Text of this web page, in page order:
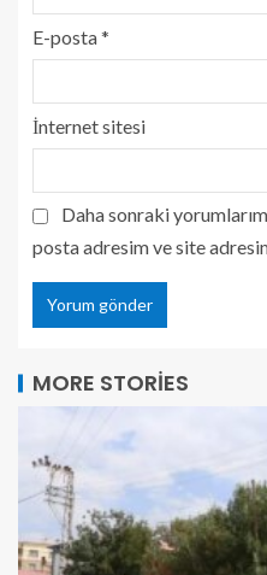
E-posta*
İnternet sitesi
Daha sonraki
posta adresim ve site
MORE STORIES